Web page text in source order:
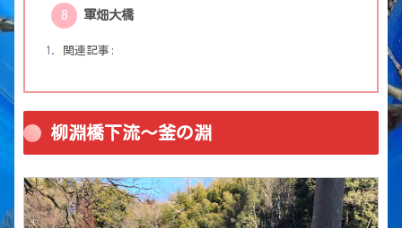
軍畑大橋
関連記事:
柳淵橋下流〜釜の淵